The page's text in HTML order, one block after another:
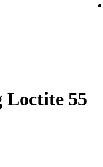
Loctite 55